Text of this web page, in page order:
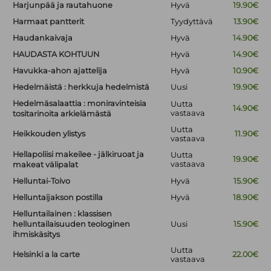
Harjunpää ja rautahuone
Hyvä
19.90€
Harmaat pantterit
Tyydyttävä
13.90€
Haudankaivaja
Hyvä
14.90€
HAUDASTA KOHTUUN
Hyvä
14.90€
Havukka-ahon ajattelija
Hyvä
10.90€
Hedelmäistä : herkkuja hedelmistä
Uusi
19.90€
Hedelmäsalaattia : moniravinteisia
tositarinoita arkielämästä
Uutta
vastaava
14.90€
Heikkouden ylistys
Uutta
vastaava
11.90€
Hellapoliisi makeilee - jälkiruoat ja
makeat välipalat
Uutta
vastaava
19.90€
Helluntai-Toivo Hyvä
15.90€
Helluntaijakson postilla
Hyvä
18.90€
Helluntailainen : klassisen
helluntailaisuuden teologinen
ihmiskäsitys
Uusi 15.90€
Helsinki a la carte
Uutta
vastaava
22.00€